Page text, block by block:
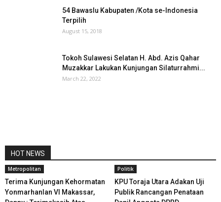
54 Bawaslu Kabupaten /Kota se-Indonesia
Terpilih
August 15, 2018
Tokoh Sulawesi Selatan H. Abd. Azis Qahar
Muzakkar Lakukan Kunjungan Silaturrahmi...
March 22, 2022
HOT NEWS
Metropolitan
Terima Kunjungan Kehormatan
Yonmarhanlan VI Makassar,
Politik
KPU Toraja Utara Adakan Uji
Publik Rancangan Penataan